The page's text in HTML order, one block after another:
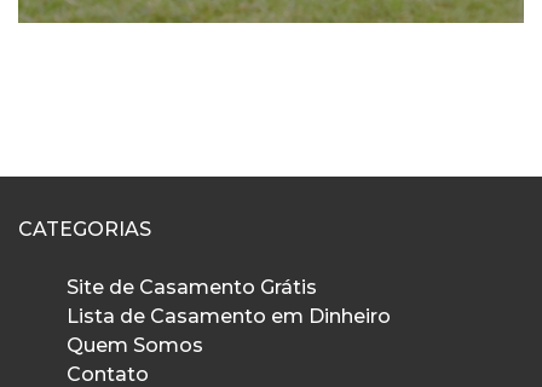
CATEGORIAS
Site de Casamento Grátis
Lista de Casamento em Dinheiro
Quem Somos
Contato